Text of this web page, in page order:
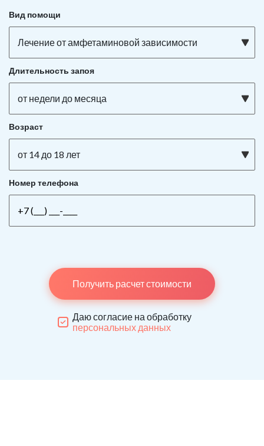
Вид помощи
Лечение от амфетаминовой зависимости
Длительность запоя
от недели до месяца
Возраст
от 14 до 18 лет
Номер телефона
Получить расчет стоимости
Даю согласие на обработку
персональных данных